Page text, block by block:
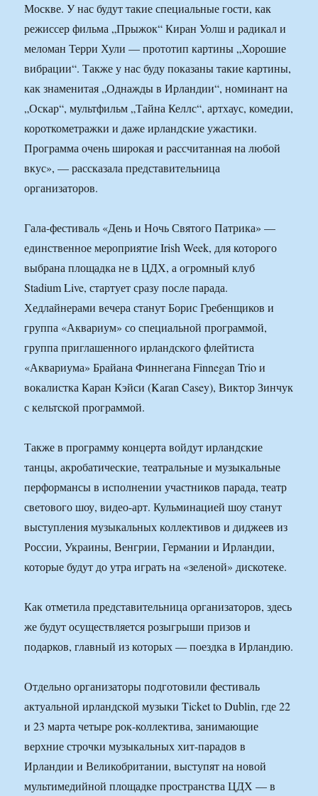
Москве. У нас будут такие специальные гости, как
режиссер фильма „Прыжок“ Киран Уолш и радикал и
меломан Терри Хули — прототип картины „Хорошие
вибрации“. Также у нас буду показаны такие картины,
как знаменитая „Однажды в Ирландии“, номинант на
„Оскар“, мультфильм „Тайна Келлс“, артхаус, комедии,
короткометражки и даже ирландские ужастики.
Программа очень широкая и рассчитанная на любой
вкус», — рассказала представительница
организаторов.
Гала-фестиваль «День и Ночь Святого Патрика» —
единственное мероприятие Irish Week, для которого
выбрана площадка не в ЦДХ, а огромный клуб
Stadium Live, стартует сразу после парада.
Хедлайнерами вечера станут Борис Гребенщиков и
группа «Аквариум» со специальной программой,
группа приглашенного ирландского флейтиста
«Аквариума» Брайана Финнегана Finnegan Trio и
вокалистка Каран Кэйси (Karan Casey), Виктор Зинчук
с кельтской программой.
Также в программу концерта войдут ирландские
танцы, акробатические, театральные и музыкальные
перформансы в исполнении участников парада, театр
светового шоу, видео-арт. Кульминацией шоу станут
выступления музыкальных коллективов и диджеев из
России, Украины, Венгрии, Германии и Ирландии,
которые будут до утра играть на «зеленой» дискотеке.
Как отметила представительница организаторов, здесь
же будут осуществляется розыгрыши призов и
подарков, главный из которых — поездка в Ирландию.
Отдельно организаторы подготовили фестиваль
актуальной ирландской музыки Ticket to Dublin, где 22
и 23 марта четыре рок-коллектива, занимающие
верхние строчки музыкальных хит-парадов в
Ирландии и Великобритании, выступят на новой
мультимедийной площадке пространства ЦДХ — в